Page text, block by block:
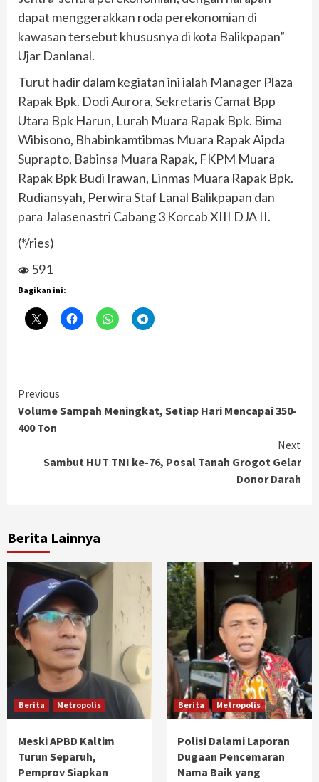
dapat menggerakkan roda perekonomian di
kawasan tersebut khususnya di kota Balikpapan”
Ujar Danlanal.
Turut hadir dalam kegiatan ini ialah Manager Plaza
Rapak Bpk. Dodi Aurora, Sekretaris Camat Bpp
Utara Bpk Harun, Lurah Muara Rapak Bpk. Bima
Wibisono, Bhabinkamtibmas Muara Rapak Aipda
Suprapto, Babinsa Muara Rapak, FKPM Muara
Rapak Bpk Budi Irawan, Linmas Muara Rapak Bpk.
Rudiansyah, Perwira Staf Lanal Balikpapan dan
para Jalasenastri Cabang 3 Korcab XIII DJA II.
(*/ries)
591
Bagikan ini:
Continue
Reading
Previous
Volume Sampah Meningkat, Setiap Hari Mencapai 350-
400 Ton
Next
Sambut HUT TNI ke-76, Posal Tanah Grogot Gelar
Donor Darah
Berita Lainnya
Berita Metropolis
Meski APBD Kaltim
Turun Separuh,
Pemprov Siapkan
Berita Metropolis
Polisi Dalami Laporan
Dugaan Pencemaran
Nama Baik yang